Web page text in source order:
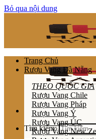
Bỏ qua nội dung
Tìm kiếm:
Trang Chủ
Rượu Vang Đà Nẵng
THEO QUỐC GIA
Rượu Vang Chile
Rượu Vang Pháp
Rượu Vang Ý
Rượu Vang ÚC
Rượu Vang New